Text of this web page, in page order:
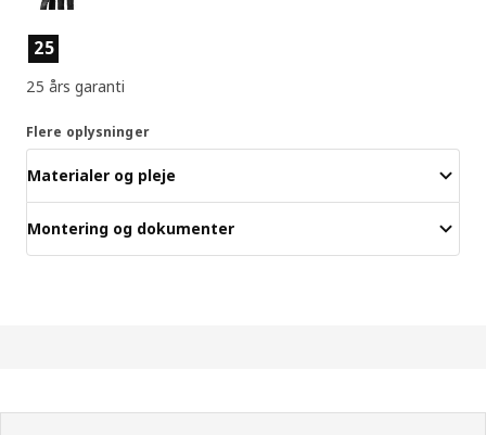
Produktfunktioner
25
25 års garanti
Flere oplysninger
Materialer og pleje
Montering og dokumenter